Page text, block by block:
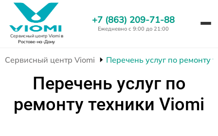
Сервисный центр Viomiв
Ростове-на-Дону
+7 (863) 209-71-88
Ежедневно с 9:00 до 21:00
Сервисный центр Viomi Перечень услуг по ремонту
Перечень услуг по
ремонту техники Viomi